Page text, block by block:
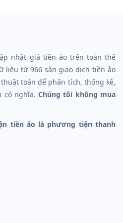
nhật giá tiền ảo trên toàn thế
liệu từ 966 sàn giao dịch tiền ảo
toán để phân tích, thống kê,
có nghĩa.Chúng tôi không mua
tiền ảo là phương tiện thanh